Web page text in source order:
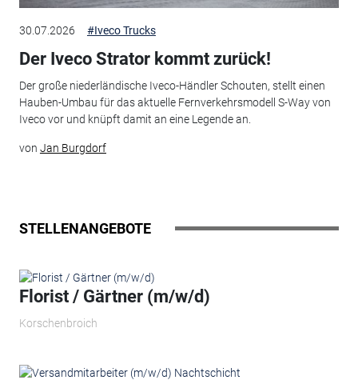
30.07.2026 #Iveco Trucks
Der Iveco Strator kommt zurück!
Der große niederländische Iveco-Händler Schouten, stellt einen
Hauben-Umbau für das aktuelle Fernverkehrsmodell S-Way von
Iveco vor und knüpft damit an eine Legende an.
von Jan Burgdorf
STELLENANGEBOTE
Florist / Gärtner (m/w/d)
Korschenbroich